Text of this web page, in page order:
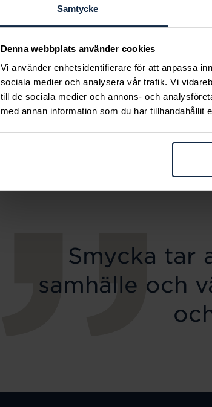
Samtycke
Denna webbplats använder cookies
Vi använder enhetsidentifierare för att anpassa
sociala medier och analysera vår trafik. Vi
till de sociala medier och annons- och
med annan information som du har
Hollow Drop
Smycka tar
samhälle och